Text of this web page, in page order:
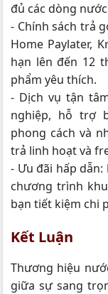
đủ các dòng
- Chính sách trả
Home Paylater,
hạn lên đến 12
phẩm yêu thích.
- Dịch vụ tận
nghiệp, hỗ trợ
phong cách và
trả linh hoạt và
- Ưu đãi hấp dẫn:
chương trình
bạn tiết kiệm chi
Kết Luận
Thương hiệu
giữa sự sang